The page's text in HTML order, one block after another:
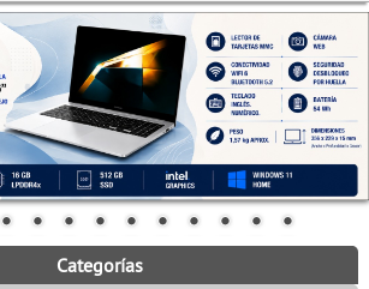
Categorías